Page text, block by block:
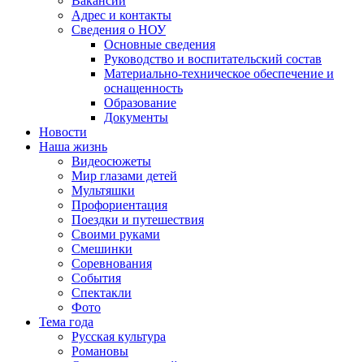
Адрес и контакты
Сведения о НОУ
Основные сведения
Руководство и воспитательский состав
Материально-техническое обеспечение и
оснащенность
Образование
Документы
Новости
Наша жизнь
Видеосюжеты
Мир глазами детей
Мультяшки
Профориентация
Поездки и путешествия
Своими руками
Смешинки
Соревнования
События
Спектакли
Фото
Тема года
Русская культура
Романовы